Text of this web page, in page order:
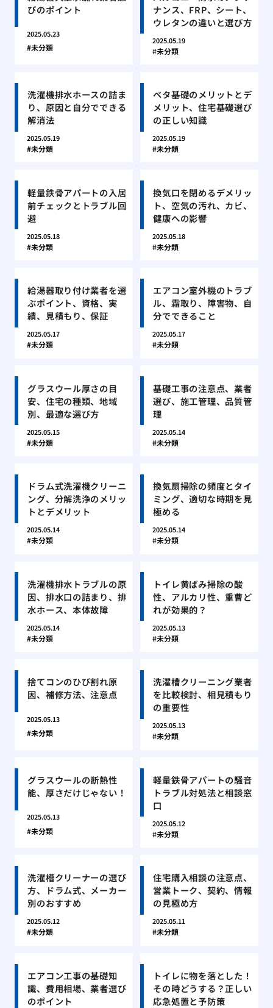
びのポイント
2025.05.23
未分類
ナンス、FRP、シート、
ウレタンの違いと選び方
2025.05.19
未分類
洗濯機排水ホースの詰ま
り、原因と自分でできる
解消法
2025.05.19
未分類
ベタ基礎のメリットとデ
メリット、住宅基礎選び
の正しい知識
2025.05.19
未分類
軽量鉄骨アパートの入居
前チェックとトラブル回
避
2025.05.18
未分類
換気口を閉めるデメリッ
ト、空気の汚れ、カビ、
健康への影響
2025.05.18
未分類
給湯器取り付け業者を選
ぶポイント、資格、実
績、見積もり、保証
2025.05.17
未分類
エアコン室外機のトラブ
ル、霜取り、障害物、自
分でできること
2025.05.17
未分類
グラスウール厚さの目
安、住宅の種類、地域
別、最適な選び方
2025.05.15
未分類
基礎工事の注意点、業者
選び、施工管理、品質管
理
2025.05.14
未分類
ドラム式洗濯機クリーニ
ング、分解洗浄のメリッ
トとデメリット
2025.05.14
未分類
換気扇掃除の頻度とタイ
ミング、適切な時期を見
極める
2025.05.14
未分類
洗濯機排水トラブルの原
因、排水口の詰まり、排
水ホース、本体故障
2025.05.14
未分類
トイレ黄ばみ掃除の酸
性、アルカリ性、重曹ど
れが効果的？
2025.05.13
未分類
捨てコンのひび割れ原
因、補修方法、注意点
2025.05.13
未分類
洗濯槽クリーニング業者
を比較検討、相見積もり
の重要性
2025.05.13
未分類
グラスウールの断熱性
能、厚さだけじゃない！
2025.05.13
未分類
軽量鉄骨アパートの騒音
トラブル対処法と相談窓
口
2025.05.12
未分類
洗濯槽クリーナーの選び
方、ドラム式、メーカー
別のおすすめ
2025.05.12
未分類
住宅購入相談の注意点、
営業トーク、契約、情報
の見極め方
2025.05.11
未分類
エアコン工事の基礎知
識、費用相場、業者選び
のポイント
トイレに物を落とした！
その時どうする？正しい
応急処置と予防策